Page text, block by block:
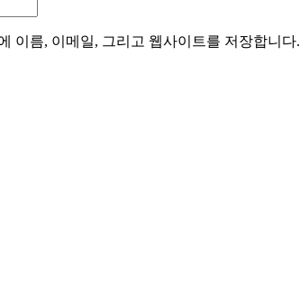
이름, 이메일, 그리고 웹사이트를 저장합니다.